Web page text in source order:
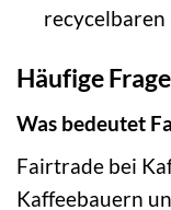
Häufige
Was bedeutet
Fairtrade bei
Kaffeebauern